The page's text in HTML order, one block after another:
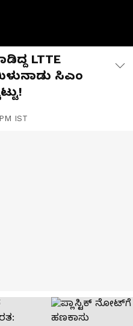
LTTE
ಸಿಎಂ
IST